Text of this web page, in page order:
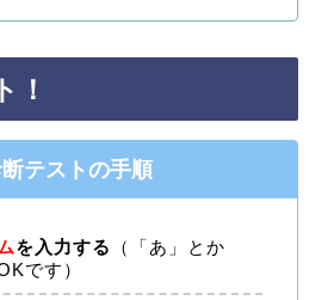
！
テストの手順
を入力する
（「あ」とか
です）